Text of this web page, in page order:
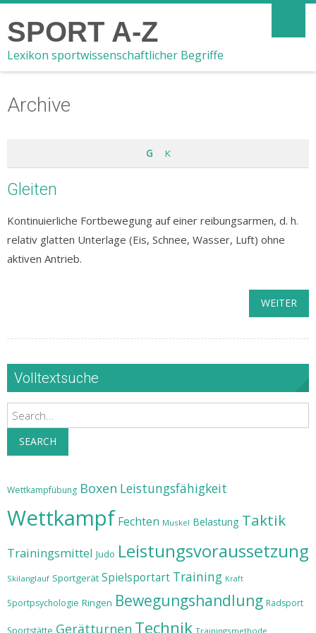
SPORT A-Z
Lexikon sportwissenschaftlicher Begriffe
Archive
G K
Gleiten
Kontinuierliche Fortbewegung auf einer reibungsarmen, d. h.
relativ glatten Unterlage (Eis, Schnee, Wasser, Luft) ohne
aktiven Antrieb.
WEITER
Volltextsuche
Search
SEARCH
Wettkampfübung Boxen Leistungsfähigkeit
Wettkampf Fechten Muskel Belastung Taktik
Trainingsmittel Judo Leistungsvoraussetzung
Skilanglauf Sportgerät Spielsportart Training Kraft
Sportpsychologie Ringen Bewegungshandlung Radsport
Sportstätte Gerätturnen Technik Trainingsmethode